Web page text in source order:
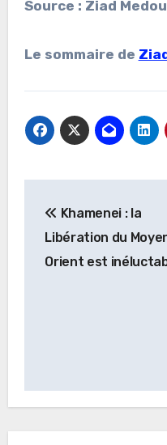
Source : Ziad
Le sommaire de
de
l’article
Khamenei : la
Libération du
Orient est